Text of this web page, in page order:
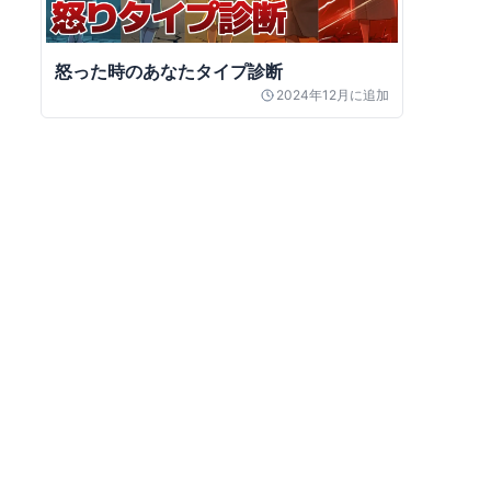
怒った時のあなたタイプ診断
2024年12月 に追加